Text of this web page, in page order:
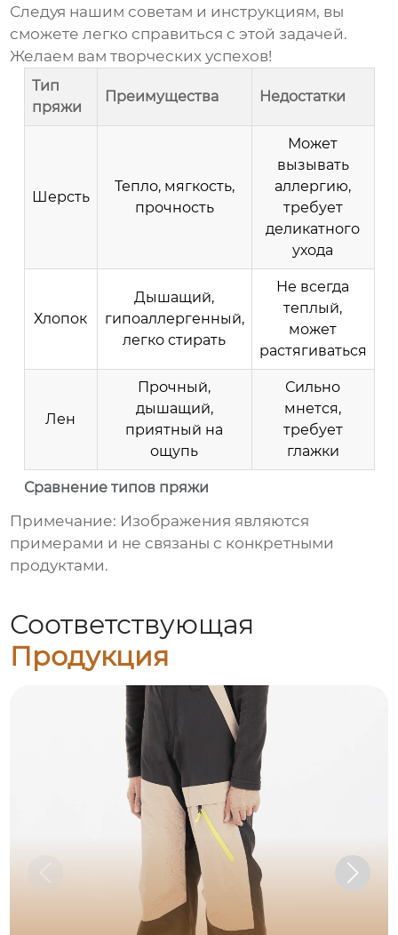
Следуя нашим советам и инструкциям, вы
сможете легко справиться с этой задачей.
Желаем вам творческих успехов!
Сравнение типов пряжи
Тип
пряжи
Преимущества Недостатки
Шерсть
Тепло, мягкость,
прочность
Может
вызывать
аллергию,
требует
деликатного
ухода
Хлопок
Дышащий,
гипоаллергенный,
легко стирать
Не всегда
теплый,
может
растягиваться
Лен
Прочный,
дышащий,
приятный на
ощупь
Сильно
мнется,
требует
глажки
Примечание: Изображения являются
примерами и не связаны с конкретными
продуктами.
Соответствующая
Продукция